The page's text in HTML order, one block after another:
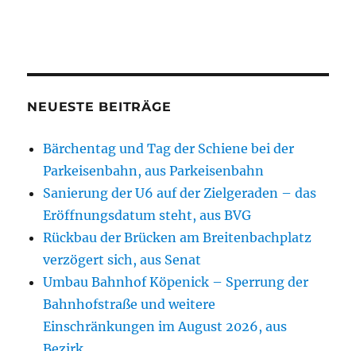
NEUESTE BEITRÄGE
Bärchentag und Tag der Schiene bei der
Parkeisenbahn, aus Parkeisenbahn
Sanierung der U6 auf der Zielgeraden – das
Eröffnungsdatum steht, aus BVG
Rückbau der Brücken am Breitenbachplatz
verzögert sich, aus Senat
Umbau Bahnhof Köpenick – Sperrung der
Bahnhofstraße und weitere
Einschränkungen im August 2026, aus